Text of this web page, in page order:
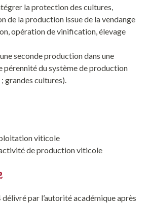
la protection des cultures,
de la production issue de la vendange
opération de vinification, élevage
seconde production dans une
pérennité du système de production
grandes cultures).
viticole
de production viticole
par l’autorité académique après